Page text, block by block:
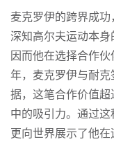
麦克罗伊的跨界成
深知高尔夫运动本身
因而他在选择合作
年，麦克罗伊与耐
据，这笔合作价值
中的吸引力。通过
更向世界展示了他在